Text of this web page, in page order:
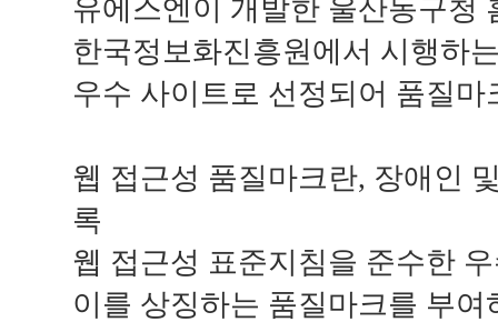
유에스엔이 개발한 울산동구청
한국정보화진흥원에서 시행하
우수 사이트로 선정되어 품질
웹 접근성 품질마크란, 장애인
록
웹 접근성 표준지침을 준수한
이를 상징하는 품질마크를 부